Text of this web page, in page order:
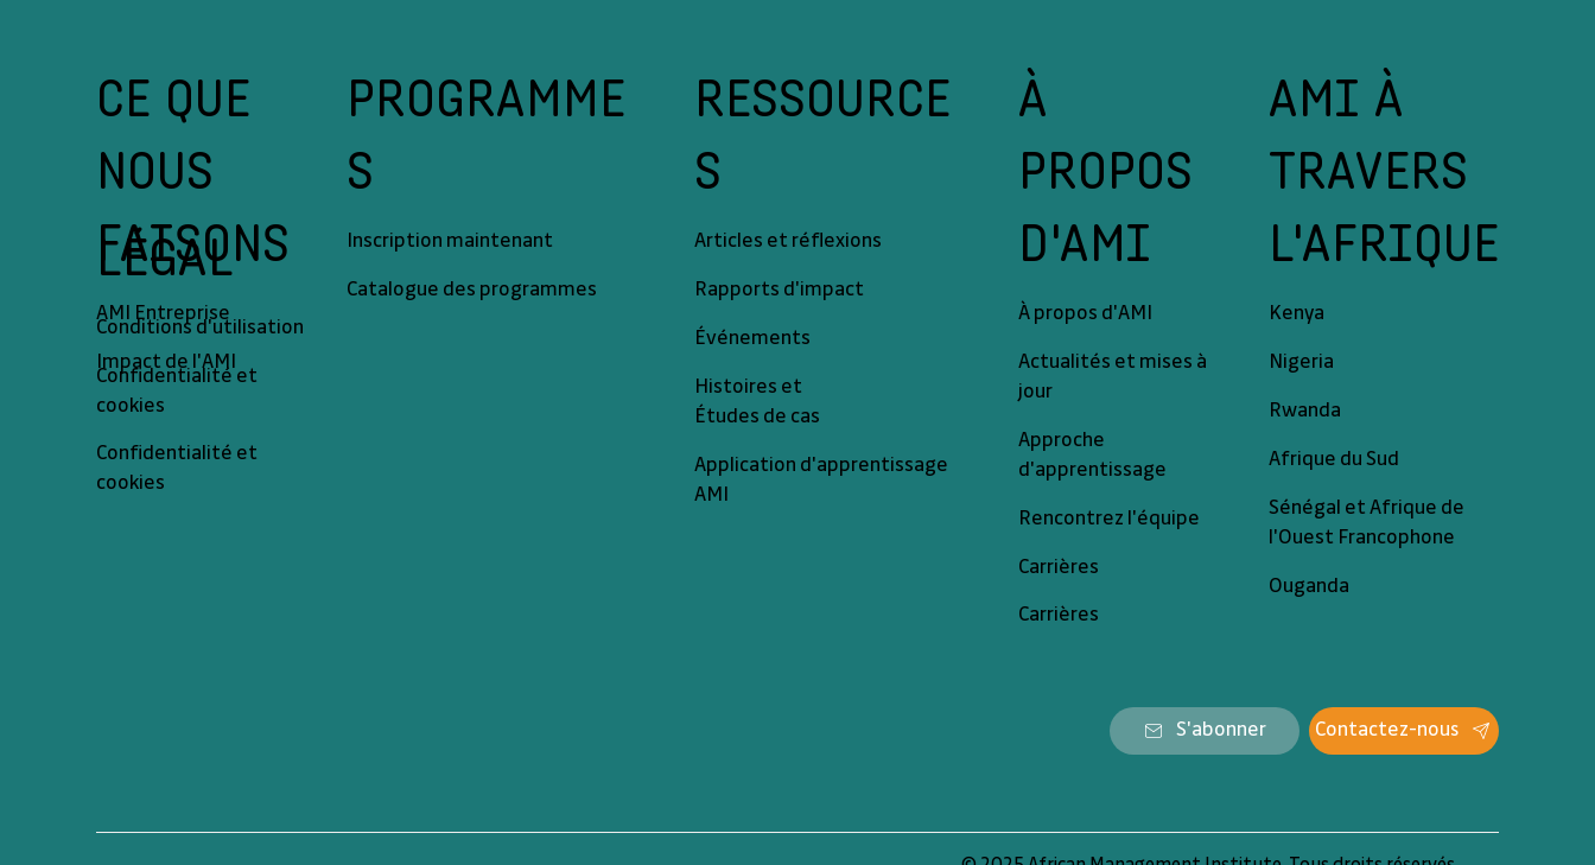
PROGRAMME
S
Inscription maintenant
Catalogue des programmes
RESSOURCE
S
Articles et réflexions
Rapports d'impact
Événements
Histoires et
Études de cas
Application d'apprentissage
AMI
À
PROPOS
D'AMI
À propos d'AMI
Actualités et mises à
jour
Approche
d'apprentissage
Rencontrez l'équipe
Carrières
Carrières
AMI À
TRAVERS
L'AFRIQUE
Kenya
Rwanda
Nigeria
Afrique du Sud
Sénégal et Afrique de
l'Ouest Francophone
Ouganda
CE QUE
NOUS
FAISONS
AMI Entreprise
Impact de l'AMI
LÉGAL
Conditions d'utilisation
Confidentialité et
cookies
Confidentialité et
cookies
S'abonner Contactez-nous